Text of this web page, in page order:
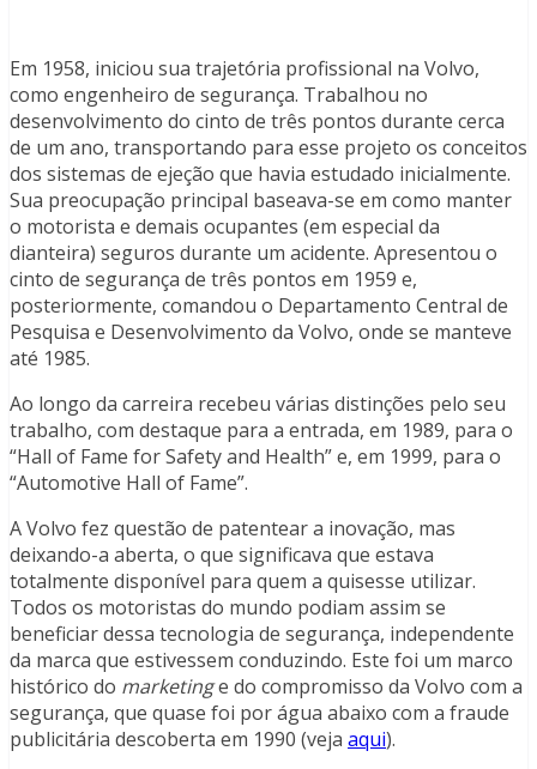
Em 1958, iniciou sua trajetória profissional na Volvo,
como engenheiro de segurança. Trabalhou no
desenvolvimento do cinto de três pontos durante cerca
de um ano, transportando para esse projeto os conceitos
dos sistemas de ejeção que havia estudado inicialmente.
Sua preocupação principal baseava-se em como manter
o motorista e demais ocupantes (em especial da
dianteira) seguros durante um acidente. Apresentou o
cinto de segurança de três pontos em 1959 e,
posteriormente, comandou o Departamento Central de
Pesquisa e Desenvolvimento da Volvo, onde se manteve
até 1985.
Ao longo da carreira recebeu várias distinções pelo seu
trabalho, com destaque para a entrada, em 1989, para o
“Hall of Fame for Safety and Health” e, em 1999, para o
“Automotive Hall of Fame”.
A Volvo fez questão de patentear a inovação, mas
deixando-a aberta, o que significava que estava
totalmente disponível para quem a quisesse utilizar.
Todos os motoristas do mundo podiam assim se
beneficiar dessa tecnologia de segurança, independente
da marca que estivessem conduzindo. Este foi um marco
histórico do marketinge do compromisso da Volvo com a
segurança, que quase foi por água abaixo com a fraude
publicitária descoberta em 1990 (veja aqui).